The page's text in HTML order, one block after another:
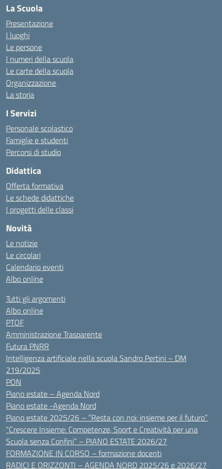
La Scuola
Presentazione
I luoghi
Le persone
I numeri della scuola
Le carte della scuola
Organizzazione
La storia
I Servizi
Personale scolastico
Famiglie e studenti
Percorsi di studio
Didattica
Offerta formativa
Le schede didattiche
I progetti delle classi
Novità
Le notizie
Le circolari
Calendario eventi
Albo online
Tutti gli argomenti
Albo online
PTOF
Amministrazione Trasparente
Futura PNRR
Intelligenza artificiale nella scuola Sandro Pertini – DM
219/2025
PON
Piano estate – Agenda Nord
Piano estate -Agenda Nord
Piano estate 2025/26 – “Resta con noi: insieme per il futuro”
“Crescere Insieme: Competenze, Sport e Creatività per una
Scuola senza Confini” – PIANO ESTATE 2026/27
FORMAZIONE IN CORSO – formazione docenti
RADICI E ORIZZONTI – AGENDA NORD 2025/26 e 2026/27